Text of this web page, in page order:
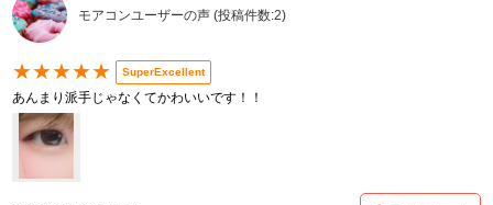
モアコンユーザーの声 (投稿件数:2)
★★★★★ SuperExcellent
あんまり派手じゃなくてかわいいです！！